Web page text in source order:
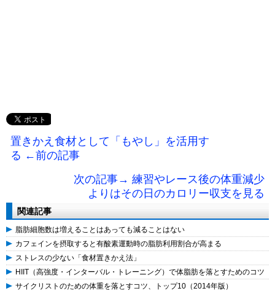
置きかえ食材として「もやし」を活用す
る ←前の記事
次の記事→ 練習やレース後の体重減少
よりはその日のカロリー収支を見る
関連記事
脂肪細胞数は増えることはあっても減ることはない
カフェインを摂取すると有酸素運動時の脂肪利用割合が高まる
ストレスの少ない「食材置きかえ法」
HIIT（高強度・インターバル・トレーニング）で体脂肪を落とすためのコツ
サイクリストのための体重を落とすコツ、トップ10（2014年版）